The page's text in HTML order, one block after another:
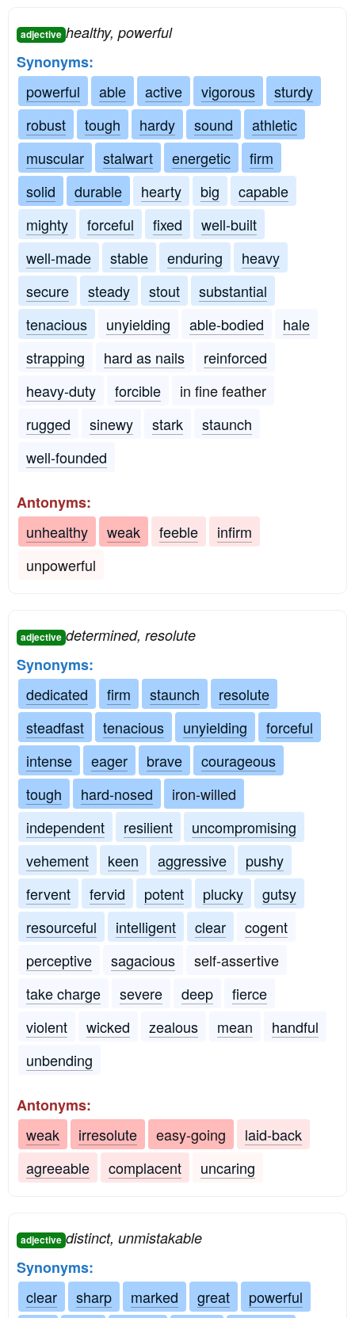
adjective healthy, powerful
Synonyms:
powerful
able active vigorous
sturdy
robust
tough hardy sound
athletic
muscular
stalwart energetic
firm
solid
durable hearty big
capable
mighty
forceful fixed
well-built
well-made
stable enduring
heavy
secure
steady stout
substantial
tenacious
unyielding able-bodied
hale
strapping
hard as nails
reinforced
heavy-duty
forcible
in fine feather
rugged
sinewy stark
staunch
well-founded
Antonyms:
unhealthy
weak feeble
infirm
unpowerful
adjective determined, resolute
Synonyms:
dedicated
firm staunch
resolute
steadfast
tenacious unyielding
forceful
intense
eager brave
courageous
tough
hard-nosed
iron-willed
independent
resilient
uncompromising
vehement
keen aggressive
pushy
fervent
fervid potent plucky
gutsy
resourceful
intelligent clear
cogent
perceptive
sagacious
self-assertive
take charge
severe deep
fierce
violent
wicked zealous mean
handful
unbending
Antonyms:
weak
irresolute easy-going
laid-back
agreeable
complacent uncaring
adjective distinct, unmistakable
Synonyms:
clear
sharp marked great
powerful